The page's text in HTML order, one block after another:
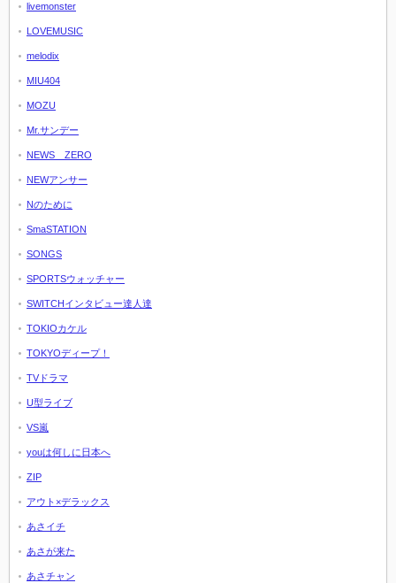
livemonster
LOVEMUSIC
melodix
MIU404
MOZU
Mr.サンデー
NEWS ZERO
NEWアンサー
Nのために
SmaSTATION
SONGS
SPORTSウォッチャー
SWITCHインタビュー達人達
TOKIOカケル
TOKYOディープ！
TVドラマ
U型ライブ
VS嵐
youは何しに日本へ
ZIP
アウト×デラックス
あさイチ
あさが来た
あさチャン